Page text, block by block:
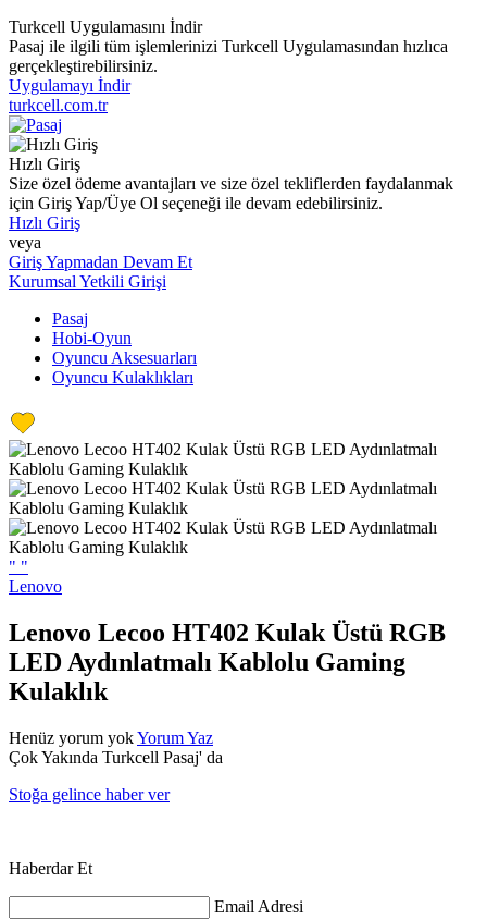
Turkcell Uygulamasını İndir
Pasaj ile ilgili tüm işlemlerinizi Turkcell Uygulamasından hızlıca
gerçekleştirebilirsiniz.
Uygulamayı İndir
turkcell.com.tr
Hızlı Giriş
Size özel ödeme avantajları ve size özel tekliflerden faydalanmak
için Giriş Yap/Üye Ol seçeneği ile devam edebilirsiniz.
Hızlı Giriş
veya
Giriş Yapmadan Devam Et
Kurumsal Yetkili Girişi
Pasaj
Hobi-Oyun
Oyuncu Aksesuarları
Oyuncu Kulaklıkları
" "
Lenovo
Lenovo Lecoo HT402 Kulak Üstü RGB
LED Aydınlatmalı Kablolu Gaming
Kulaklık
Henüz yorum yokYorum Yaz
Çok Yakında Turkcell Pasaj' da
Stoğa gelince haber ver
Haberdar Et
Email Adresi